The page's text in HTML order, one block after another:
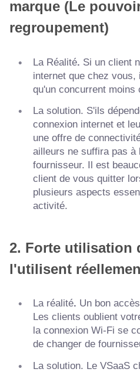
marque (Le
regroupement)
La Réalité. Si un client
internet que chez vous,
qu'un concurrent moins
La solution. S'ils
connexion internet et
une offre de
ailleurs ne suffira pas à
fournisseur. Il est
client de vous quitter
plusieurs aspects
activité.
2. Forte utilisation
l'utilisent
La réalité. Un bon
Les clients oublient
la connexion Wi-Fi se
de changer de
La solution. Le VSaaS